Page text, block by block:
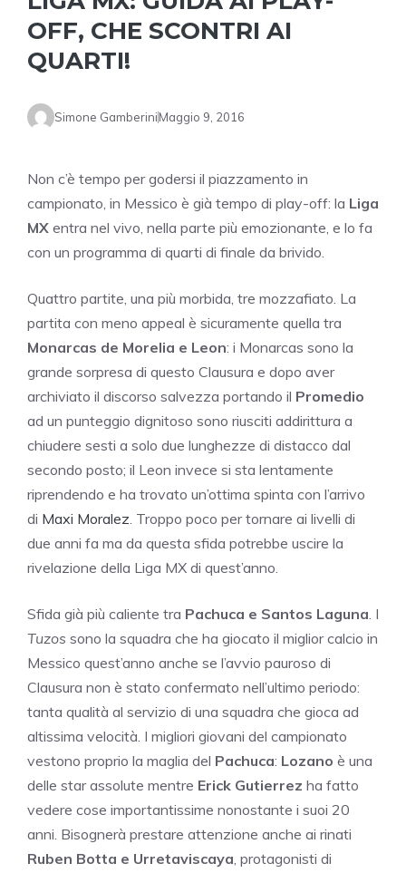
OFF, CHE SCONTRI AI
QUARTI!
Simone GamberiniMaggio 9, 2016
Non c’è tempo per godersi il piazzamento in
campionato, in Messico è già tempo di play-off: la Liga
MX entra nel vivo, nella parte più emozionante, e lo fa
con un programma di quarti di finale da brivido.
Quattro partite, una più morbida, tre mozzafiato. La
partita con meno appeal è sicuramente quella tra
Monarcas de Morelia e Leon: i Monarcas sono la
grande sorpresa di questo Clausura e dopo aver
archiviato il discorso salvezza portando il Promedio
ad un punteggio dignitoso sono riusciti addirittura a
chiudere sesti a solo due lunghezze di distacco dal
secondo posto; il Leon invece si sta lentamente
riprendendo e ha trovato un’ottima spinta con l’arrivo
di Maxi Moralez. Troppo poco per tornare ai livelli di
due anni fa ma da questa sfida potrebbe uscire la
rivelazione della Liga MX di quest’anno.
Sfida già più caliente tra Pachuca e Santos Laguna. I
Tuzos sono la squadra che ha giocato il miglior calcio in
Messico quest’anno anche se l’avvio pauroso di
Clausura non è stato confermato nell’ultimo periodo:
tanta qualità al servizio di una squadra che gioca ad
altissima velocità. I migliori giovani del campionato
vestono proprio la maglia del Pachuca: Lozano è una
delle star assolute mentre Erick Gutierrez ha fatto
vedere cose importantissime nonostante i suoi 20
anni. Bisognerà prestare attenzione anche ai rinati
Ruben Botta e Urretaviscaya, protagonisti di